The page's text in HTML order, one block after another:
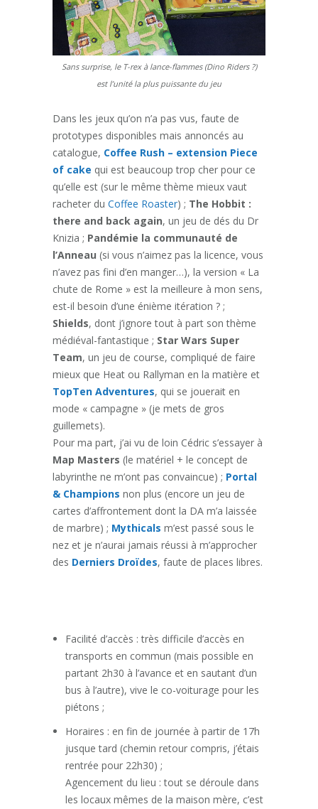
Sans surprise, le T-rex à lance-flammes (Dino Riders ?)
est l’unité la plus puissante du jeu
Dans les jeux qu’on n’a pas vus, faute de
prototypes disponibles mais annoncés au
catalogue, Coffee Rush – extension Piece
of cake qui est beaucoup trop cher pour ce
qu’elle est (sur le même thème mieux vaut
racheter du Coffee Roaster) ; The Hobbit :
there and back again, un jeu de dés du Dr
Knizia ; Pandémie la communauté de
l’Anneau (si vous n’aimez pas la licence, vous
n’avez pas fini d’en manger…), la version « La
chute de Rome » est la meilleure à mon sens,
est-il besoin d’une énième itération ? ;
Shields, dont j’ignore tout à part son thème
médiéval-fantastique ; Star Wars Super
Team, un jeu de course, compliqué de faire
mieux que Heat ou Rallyman en la matière et
TopTen Adventures, qui se jouerait en
mode « campagne » (je mets de gros
guillemets).
Pour ma part, j’ai vu de loin Cédric s’essayer à
Map Masters (le matériel + le concept de
labyrinthe ne m’ont pas convaincue) ; Portal
& Champions non plus (encore un jeu de
cartes d’affrontement dont la DA m’a laissée
de marbre) ; Mythicals m’est passé sous le
nez et je n’aurai jamais réussi à m’approcher
des Derniers Droïdes, faute de places libres.
Facilité d’accès : très difficile d’accès en
transports en commun (mais possible en
partant 2h30 à l’avance et en sautant d’un
bus à l’autre), vive le co-voiturage pour les
piétons ;
Horaires : en fin de journée à partir de 17h
jusque tard (chemin retour compris, j’étais
rentrée pour 22h30) ;
Agencement du lieu : tout se déroule dans
les locaux mêmes de la maison mère, c’est